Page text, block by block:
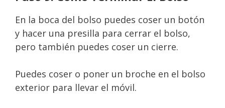
En la boca del bolso puedes coser un botón
y hacer una presilla para cerrar el bolso,
pero también puedes coser un cierre.
Puedes coser o poner un broche en el bolso
exterior para llevar el móvil.